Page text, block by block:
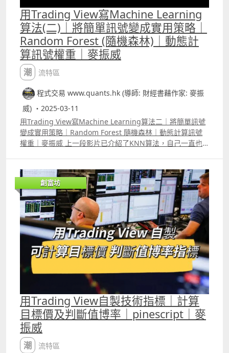
用Trading View寫Machine Learning
算法(二)｜將簡單訊號變成實用策略｜
Random Forest (隨機森林)｜動態計
算訊號權重｜麥振威
潮流特區
程式交易 www.quants.hk (導師: 財經書藉作家: 麥振
威) ・2025-03-11
用Trading View寫Machine Learning算法二｜將簡單訊號
變成實用策略｜Random Forest 隨機森林｜動態計算訊號
權重｜麥振威 上一段影片已介紹了KNN算法，自己一直也
的Random Forest也是常用的演算法，若配合「權重投
票」，可以寫成很多不同的策略。 雖然大部份人都會運用
Python來寫Random Forest，但我們可用Trading View 的
pine script，配合array的寫法，不斷「動態」去計自每個
入市訊號的權重。 例如以下四個十分簡單的入市準則
1MACD的快線是否高於慢線 股價是否上升下跌 2Zero lag
MACD的快線是否高於慢線 股價是否上升下跌 3RSI升穿或
跌穿50 股價是否上升下跌 4ATR是否升穿或跌穿其SMA10
股價是否上升下跌 例如MACD的快線升穿慢線，其後股價真
的上升的話，這個訊號的的權重就會增加0.1，若果股價下
跌，這個訊號的權重就減0.1，不斷「動態」咁去計算每個入
市準則既權重，權重越高，之後再有訊號出現時，重要性就
越高。用這種方法，一樣可以有Random Forest的效果，而
且一些好簡單的入市準則，只要經過這個步驟來組合之後，
效果都可以提升。 重點是用「動態」的方法去計算每個入市
訊號的權重，只要學懂這種方法，過去大家想過很多的交易
策略，都可以嘗試去改良。例如你同時運用了1分鐘圖、5分
創富坊
用Trading View自製技術指標｜計算
目標價及判斷值博率｜pinescript｜麥
振威
潮流特區